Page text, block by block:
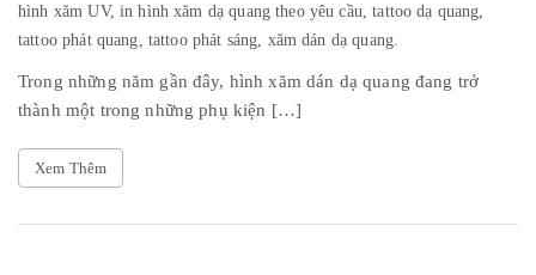
hình xăm UV, in hình xăm dạ quang theo yêu cầu,tattoo dạ quang,
tattoo phát quang, tattoo phát sáng, xăm dán dạ quang.
Trong những năm gần đây, hình xăm dán dạ quang đang trở
thành một trong những phụ kiện […]
Xem Thêm